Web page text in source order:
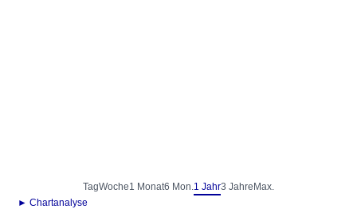
TagWoche1 Monat6 Mon.1 Jahr3 Jahre Max.
► Chartanalyse